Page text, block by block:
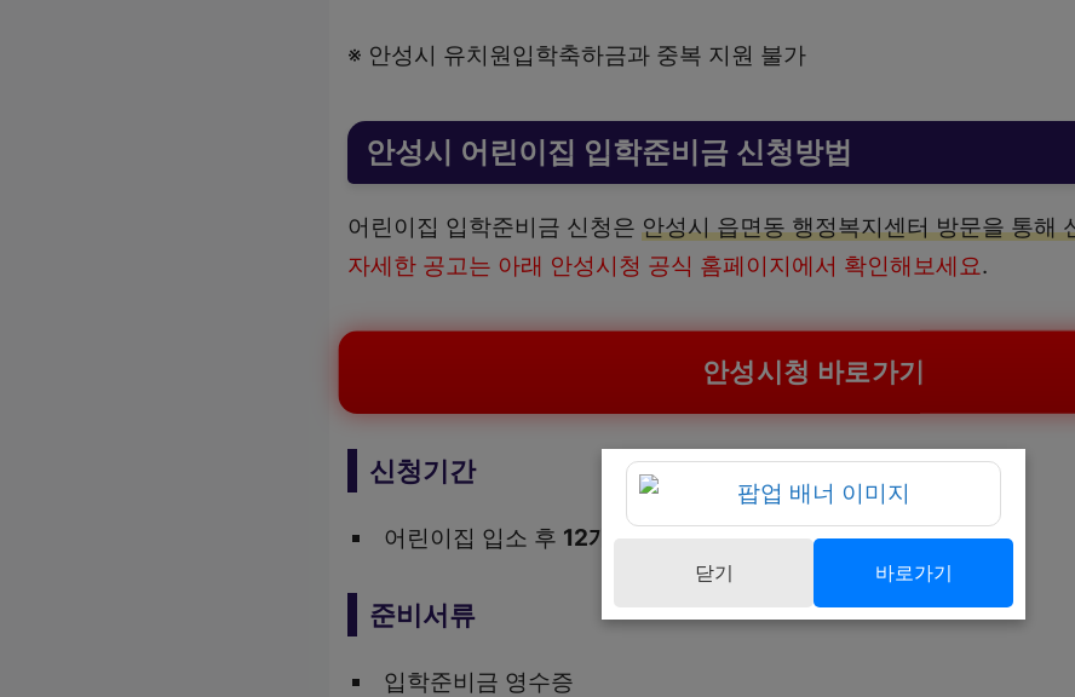
※ 안성시 유치원입학축하금과 중복 지원 불가
안성시 어린이집 입학준비금 신청방법
어린이집 입학준비금 신청은 안성시 읍면동 행정복지센터 방문을 통해
자세한 공고는 아래 안성시청 공식 홈페이지에서 확인해보세요.
안성시청 바로가기
신청기간
어린이집 입소 후 12개월 이내
준비서류
입학준비금 영수증
닫기 바로가기